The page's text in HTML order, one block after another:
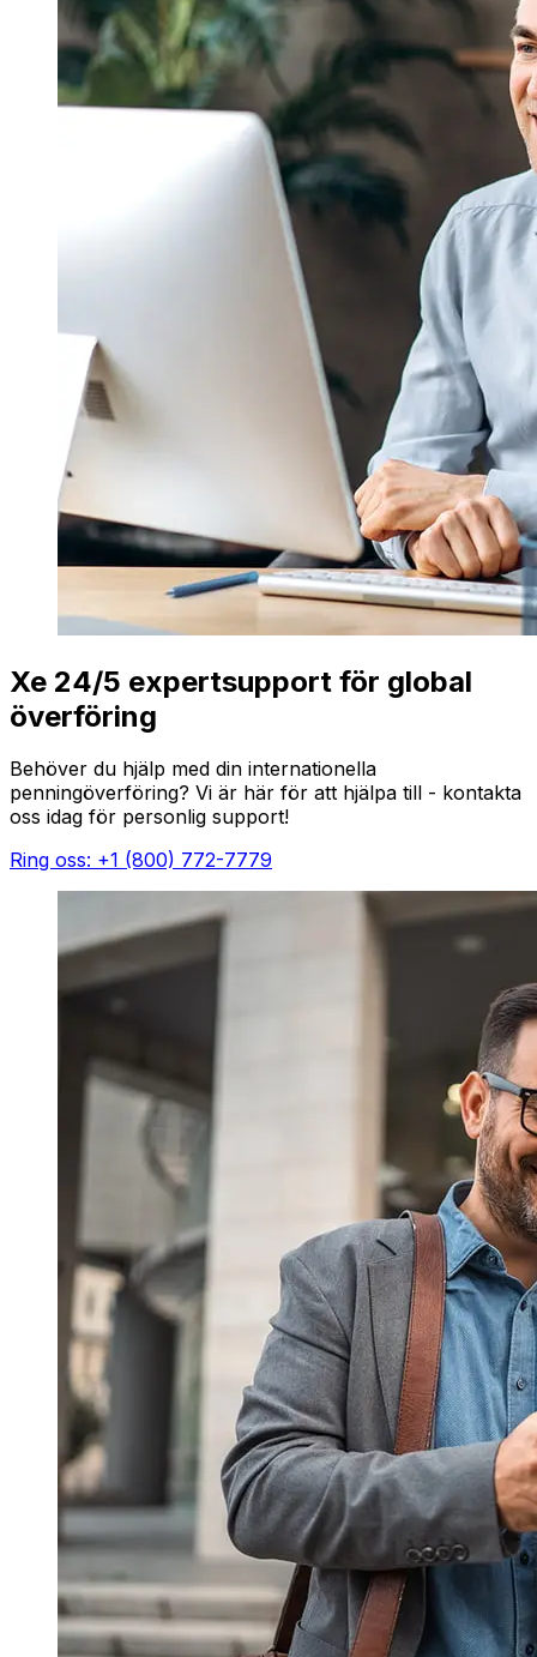
Xe 24/5 expertsupport för global
överföring
Behöver du hjälp med din internationella
penningöverföring? Vi är här för att hjälpa till - kontakta
oss idag för personlig support!
Ring oss: +1 (800) 772-7779